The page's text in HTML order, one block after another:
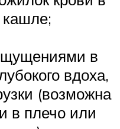
в
вдоха,
(возможна
в плечо или